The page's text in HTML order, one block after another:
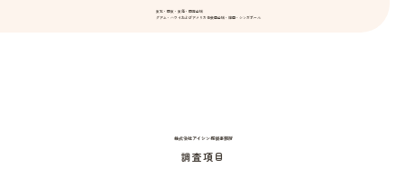
東北・関東・東海・関西全域
グアム・ハワイおよびアメリカ合衆国全域・韓国・シンガポール
株式会社アイシン探偵事務所
調査項目